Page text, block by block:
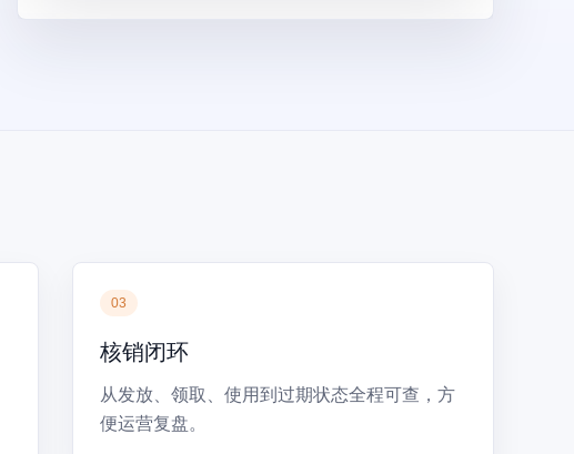
03
核销闭环
从发放、领取、使用到过期状态全程可查，方
便运营复盘。